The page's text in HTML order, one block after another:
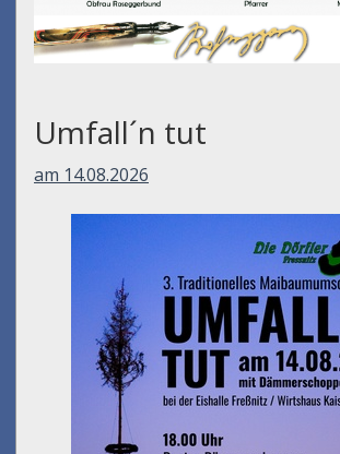
Umfall´n tut
am 14.08.2026